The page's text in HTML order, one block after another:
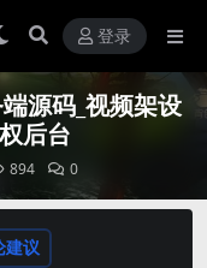
登录
源码_视频架设
后台
894 0
建议